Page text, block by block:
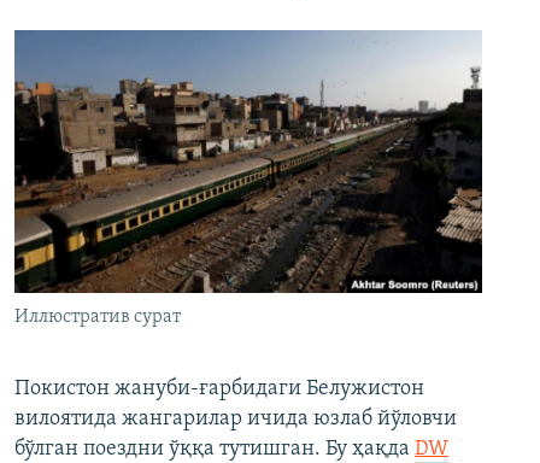
Иллюстратив сурат
Покистон жануби-ғарбидаги Белужистон
вилоятида жангарилар ичида юзлаб йўловчи
бўлган поездни ўққа тутишган. Бу ҳақда DW